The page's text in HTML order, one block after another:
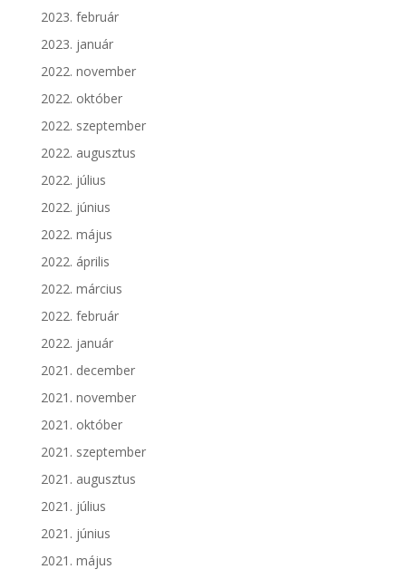
2023. február
2023. január
2022. november
2022. október
2022. szeptember
2022. augusztus
2022. július
2022. június
2022. május
2022. április
2022. március
2022. február
2022. január
2021. december
2021. november
2021. október
2021. szeptember
2021. augusztus
2021. július
2021. június
2021. május